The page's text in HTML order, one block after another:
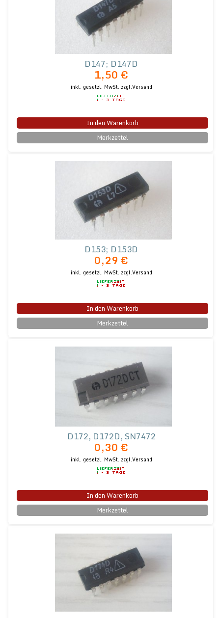
D147; D147D
1,50 €
inkl. gesetzl. MwSt. zzgl.Versand
In den Warenkorb
Merkzettel
D153; D153D
0,29 €
inkl. gesetzl. MwSt. zzgl.Versand
In den Warenkorb
Merkzettel
D172, D172D, SN7472
0,30 €
inkl. gesetzl. MwSt. zzgl.Versand
In den Warenkorb
Merkzettel